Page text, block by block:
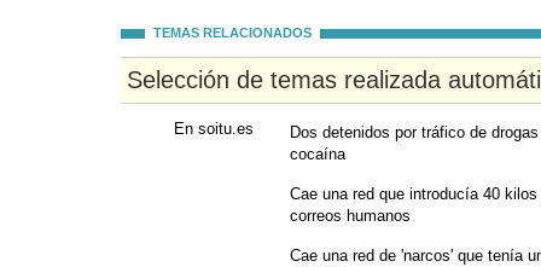
TEMAS RELACIONADOS
Selección de temas realizada
En soitu.es
Dos detenidos por tráfico de
cocaína
Cae una red que introducía 40
correos humanos
Cae una red de 'narcos' que tenía